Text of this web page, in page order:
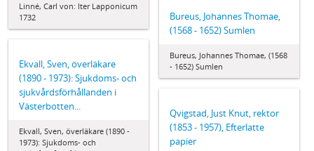
Linné, Carl von: Iter Lapponicum
1732
Bureus, Johannes Thomae,
(1568 - 1652) Sumlen
Bureus, Johannes Thomae, (1568
- 1652) Sumlen
Ekvall, Sven, överläkare
(1890 - 1973): Sjukdoms- och
sjukvårdsförhållanden i
Västerbotten...
Ekvall, Sven, överläkare (1890 -
1973): Sjukdoms- och
Qvigstad, Just Knut, rektor
(1853 - 1957), Efterlatte
papier